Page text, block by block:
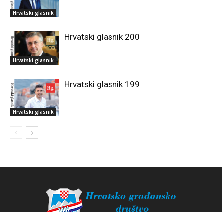
Hrvatski glasnik
Hrvatski glasnik
Hrvatski glasnik 200
Hrvatski glasnik
Hrvatski glasnik 199